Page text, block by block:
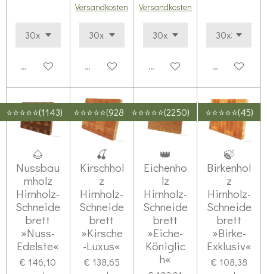
Details anzeigen
Versandkosten
Details anzeigen
Versandkosten
Details anzeigenDetails
⭐⭐⭐⭐⭐(1143)
🌰
Nussbau
mholz
Hirnholz-
Schneide
brett
»Nuss-
Edelste«
€ 146,10
⭐⭐⭐⭐⭐(928)
🍒
Kirschhol
z
Hirnholz-
Schneide
brett
»Kirsche
-Luxus«
€ 138,65
⭐⭐⭐⭐⭐(2250)
👑
Eichenho
lz
Hirnholz-
Schneide
brett
»Eiche-
Königlic
h«
⭐⭐⭐⭐⭐(45)
🍃
Birkenhol
z
Hirnholz-
Schneide
brett
»Birke-
Exklusiv«
€ 108,38